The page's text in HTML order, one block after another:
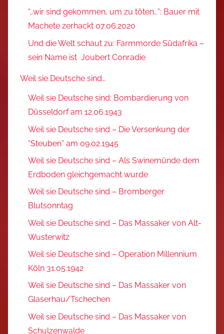
“…wir sind gekommen, um zu töten…”: Bauer mit
Machete zerhackt 07.06.2020
Und die Welt schaut zu: Farmmorde Südafrika –
sein Name ist Joubert Conradie
Weil sie Deutsche sind…
Weil sie Deutsche sind: Bombardierung von
Düsseldorf am 12.06.1943
Weil sie Deutsche sind – Die Versenkung der
“Steuben” am 09.02.1945
Weil sie Deutsche sind – Als Swinemünde dem
Erdboden gleichgemacht wurde
Weil sie Deutsche sind – Bromberger
Blutsonntag
Weil sie Deutsche sind – Das Massaker von Alt-
Wusterwitz
Weil sie Deutsche sind – Operation Millennium
Köln 31.05.1942
Weil sie Deutsche sind – Das Massaker von
Glaserhau/Tschechen
Weil sie Deutsche sind – Das Massaker von
Schulzenwalde